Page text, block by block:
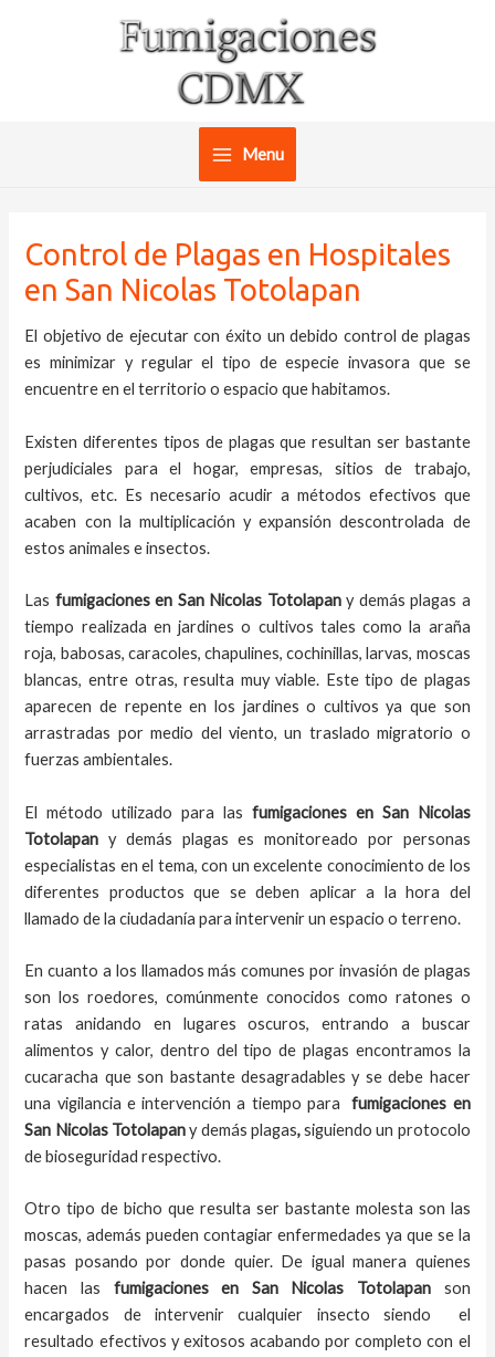
Main
Menu
Control de Plagas en Hospitales
en San Nicolas Totolapan
El objetivo de ejecutar con éxito un debido control de plagas
es minimizar y regular el tipo de especie invasora que se
encuentre en el territorio o espacio que habitamos.
Existen diferentes tipos de plagas que resultan ser bastante
perjudiciales para el hogar, empresas, sitios de trabajo,
cultivos, etc. Es necesario acudir a métodos efectivos que
acaben con la multiplicación y expansión descontrolada de
estos animales e insectos.
Las fumigacionesen San Nicolas Totolapany demás plagas a
tiempo realizada en jardines o cultivos tales como la araña
roja, babosas, caracoles, chapulines, cochinillas, larvas, moscas
blancas, entre otras, resulta muy viable. Este tipo de plagas
aparecen de repente en los jardines o cultivos ya que son
arrastradas por medio del viento, un traslado migratorio o
fuerzas ambientales.
El método utilizado para las fumigaciones en San Nicolas
Totolapan y demás plagas es monitoreado por personas
especialistas en el tema, con un excelente conocimiento de los
diferentes productos que se deben aplicar a la hora del
llamado de la ciudadanía para intervenir un espacio o terreno.
En cuanto a los llamados más comunes por invasión de plagas
son los roedores, comúnmente conocidos como ratones o
ratas anidando en lugares oscuros, entrando a buscar
alimentos y calor, dentro del tipo de plagas encontramos la
cucaracha que son bastante desagradables y se debe hacer
una vigilancia e intervención a tiempo parafumigaciones en
San Nicolas Totolapany demás plagas,siguiendo un protocolo
de bioseguridad respectivo.
Otro tipo de bicho que resulta ser bastante molesta son las
moscas, además pueden contagiar enfermedades ya que se la
pasas posando por donde quier. De igual manera quienes
hacen las
fumigacionesen San Nicolas Totolapanson
encargados de intervenir cualquier insecto siendo el
resultado efectivos y exitosos acabando por completo con el